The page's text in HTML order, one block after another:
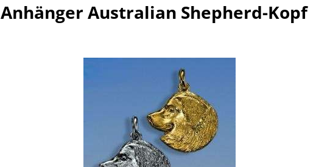
Anhänger Australian Shepherd-Kopf